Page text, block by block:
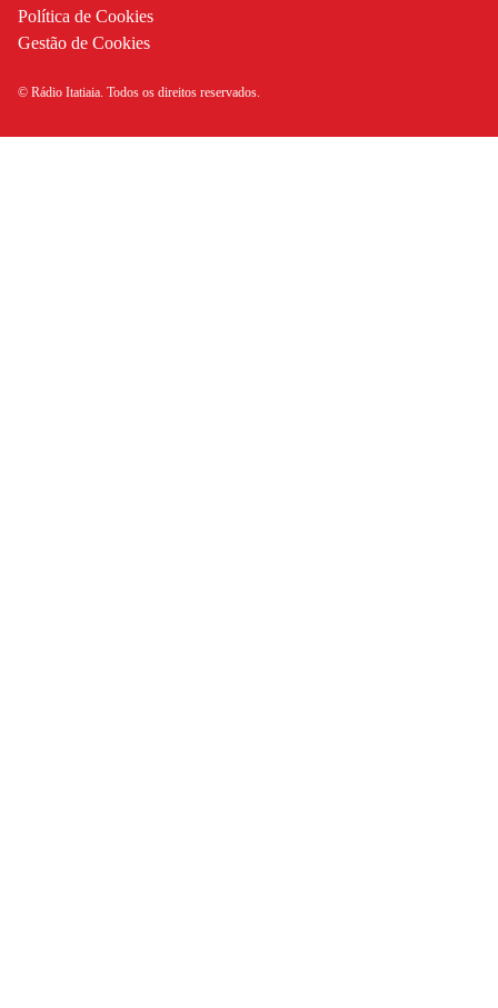
Política de Cookies
Gestão de Cookies
© Rádio Itatiaia. Todos os direitos reservados.